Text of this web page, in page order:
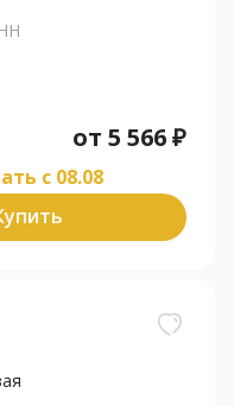
от 5 566₽
c 08.08